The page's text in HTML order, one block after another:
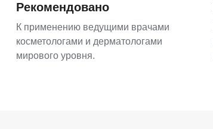
Рекомендовано
К применению ведущими врачами
косметологами и дерматологами
мирового уровня.